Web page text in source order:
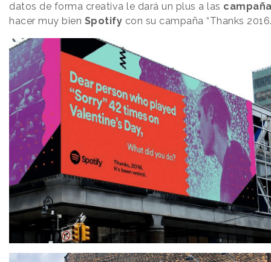
datos de forma creativa le dará un plus a las
hacer muy bien Spotify con su campaña “Thanks